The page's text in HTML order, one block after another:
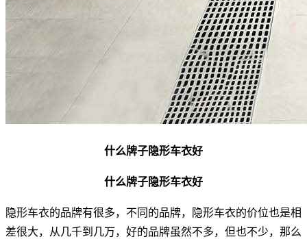
什么牌子隐形车衣好
什么牌子隐形车衣好
隐形车衣的品牌有很多，不同的品牌，隐形车衣的价位也是相
差很大，从几千到几万，好的品牌虽然不多，但也不少，那么